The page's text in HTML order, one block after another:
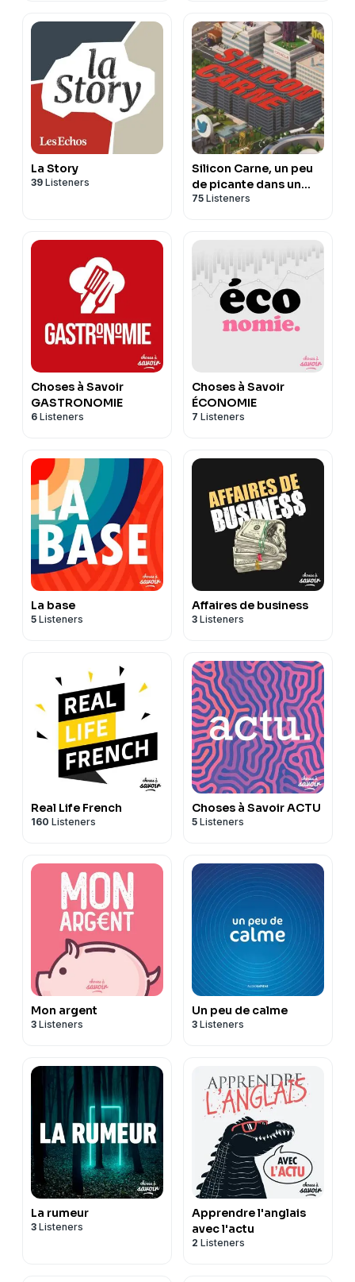
La Story
39 Listeners
Silicon Carne, un peu
de picante dans un
monde de Tech !
75 Listeners
Choses à Savoir
GASTRONOMIE
6 Listeners
Choses à Savoir
ÉCONOMIE
7 Listeners
La base
5 Listeners
Affaires de business
3 Listeners
Real Life French
160 Listeners
Choses à Savoir ACTU
5 Listeners
Mon argent
3 Listeners
Un peu de calme
3 Listeners
La rumeur
3 Listeners
Apprendre l'anglais
avec l'actu
2 Listeners